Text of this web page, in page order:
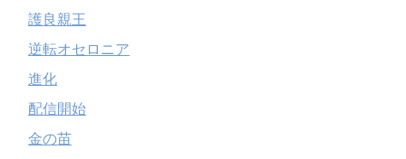
護良親王
逆転オセロニア
進化
配信開始
金の苗